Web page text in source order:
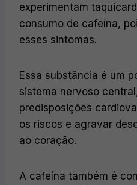
experimentam
consumo de cafeína,
esses sintomas.
Essa substância é um
sistema nervoso
predisposições
os riscos e agravar
ao coração.
A cafeína também é